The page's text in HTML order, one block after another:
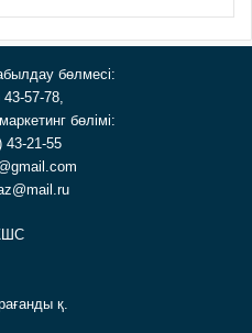
бөлмесі:
57-78,
бөлімі:
43-21-55
қ.